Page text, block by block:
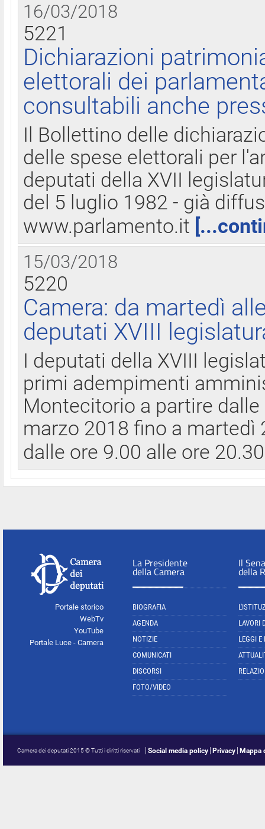
16/03/2018
5221
Dichiarazioni
elettorali dei
consultabili anche
Il Bollettino delle
delle spese elettorali per
deputati della XVII
del 5 luglio 1982 - già
www.parlamento.it
15/03/2018
5220
Camera: da martedì
deputati XVIII
I deputati della XVIII
primi adempimenti
Montecitorio a partire
marzo 2018 fino a
dalle ore 9.00 alle ore
Portale storico
WebTv
YouTube
Portale Luce - Camera
La Presidente
della Camera
BIOGRAFIA
AGENDA
NOTIZIE
COMUNICATI
DISCORSI
FOTO/VIDEO
Il
della
LAVORI
LEGGI E
Camera dei deputati 2015 © Tutti i diritti riservati Social media policy Privacy Mappa